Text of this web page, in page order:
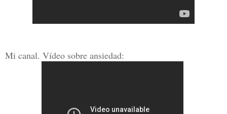
Mi canal. Vídeo sobre ansiedad: